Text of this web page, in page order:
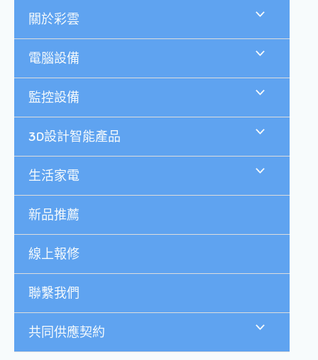
關於彩雲
電腦設備
監控設備
3D設計智能產品
生活家電
新品推薦
線上報修
聯繫我們
共同供應契約